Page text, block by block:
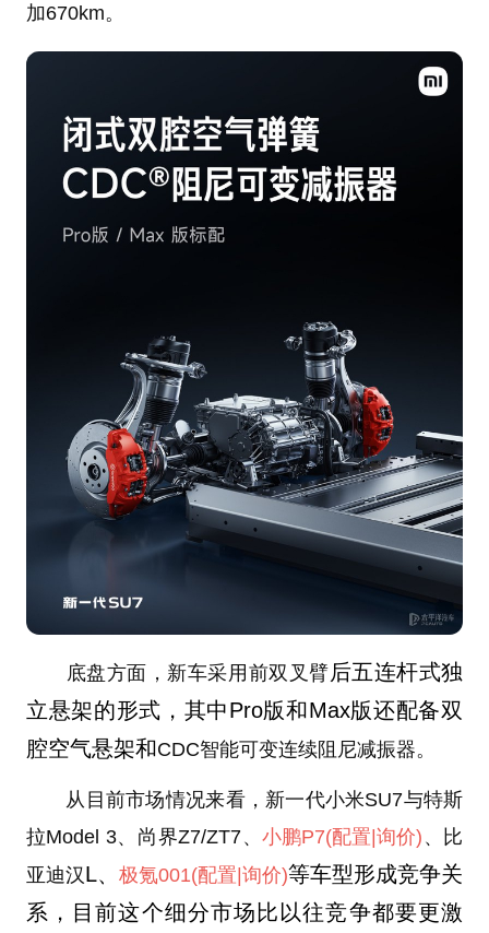
加670km。
底盘方面，新车采用前双叉臂后五连杆式独
立悬架的形式，其中Pro版和Max版还配备双
腔空气悬架和CDC智能可变连续阻尼减振器。
从目前市场情况来看，新一代小米SU7与特斯
拉Model 3、尚界Z7/ZT7、小鹏P7(配置 |询价) 、比
亚迪汉L、 极氪001(配置 |询价)等车型形成竞争关
系，目前这个细分市场比以往竞争都要更激